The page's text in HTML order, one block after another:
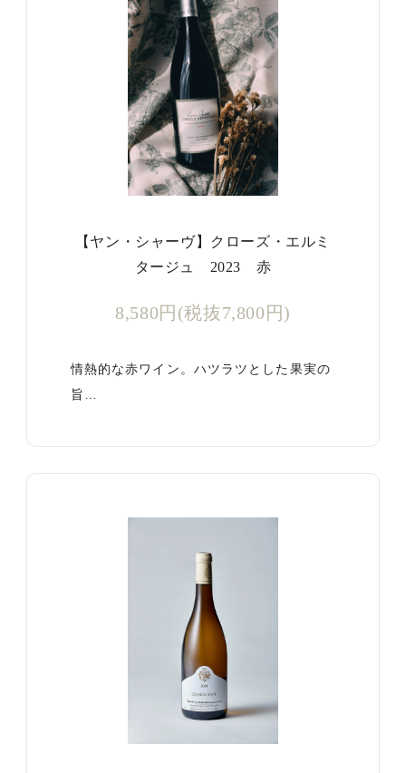
【ヤン・シャーヴ】クローズ・エルミ
タージュ 2023 赤
8,580円(税抜7,800円)
情熱的な赤ワイン。ハツラツとした果実の
旨…